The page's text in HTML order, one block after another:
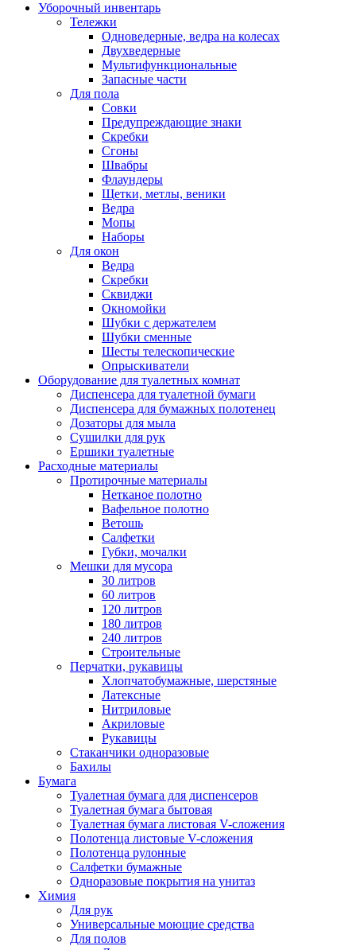
Уборочный инвентарь
Тележки
Одноведерные, ведра на колесах
Двухведерные
Мультифункциональные
Запасные части
Для пола
Совки
Предупреждающие знаки
Скребки
Сгоны
Швабры
Флаундеры
Щетки, метлы, веники
Ведра
Мопы
Наборы
Для окон
Ведра
Скребки
Сквиджи
Окномойки
Шубки с держателем
Шубки сменные
Шесты телескопические
Опрыскиватели
Оборудование для туалетных комнат
Диспенсера для туалетной бумаги
Диспенсера для бумажных полотенец
Дозаторы для мыла
Сушилки для рук
Ершики туалетные
Расходные материалы
Протирочные материалы
Нетканое полотно
Вафельное полотно
Ветошь
Салфетки
Губки, мочалки
Мешки для мусора
30 литров
60 литров
120 литров
180 литров
240 литров
Строительные
Перчатки, рукавицы
Хлопчатобумажные, шерстяные
Латексные
Нитриловые
Акриловые
Рукавицы
Стаканчики одноразовые
Бахилы
Бумага
Туалетная бумага для диспенсеров
Туалетная бумага бытовая
Туалетная бумага листовая V-сложения
Полотенца листовые V-сложения
Полотенца рулонные
Салфетки бумажные
Одноразовые покрытия на унитаз
Химия
Для рук
Универсальные моющие средства
Для полов